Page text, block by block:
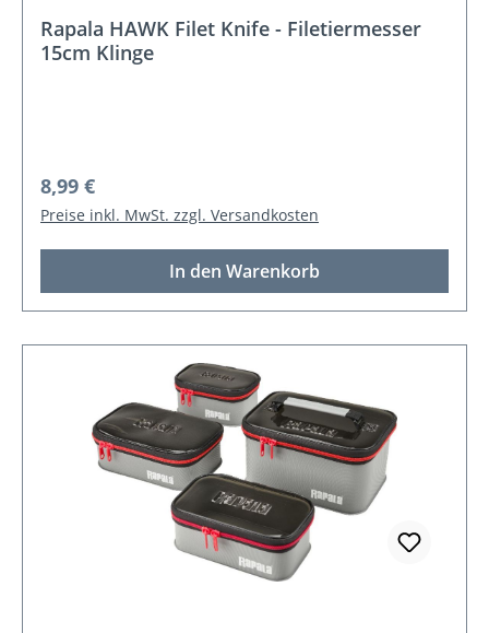
Rapala HAWK Filet Knife - Filetiermesser
15cm Klinge
Regulärer Preis:
8,99 €
Preise inkl. MwSt. zzgl. Versandkosten
In den Warenkorb